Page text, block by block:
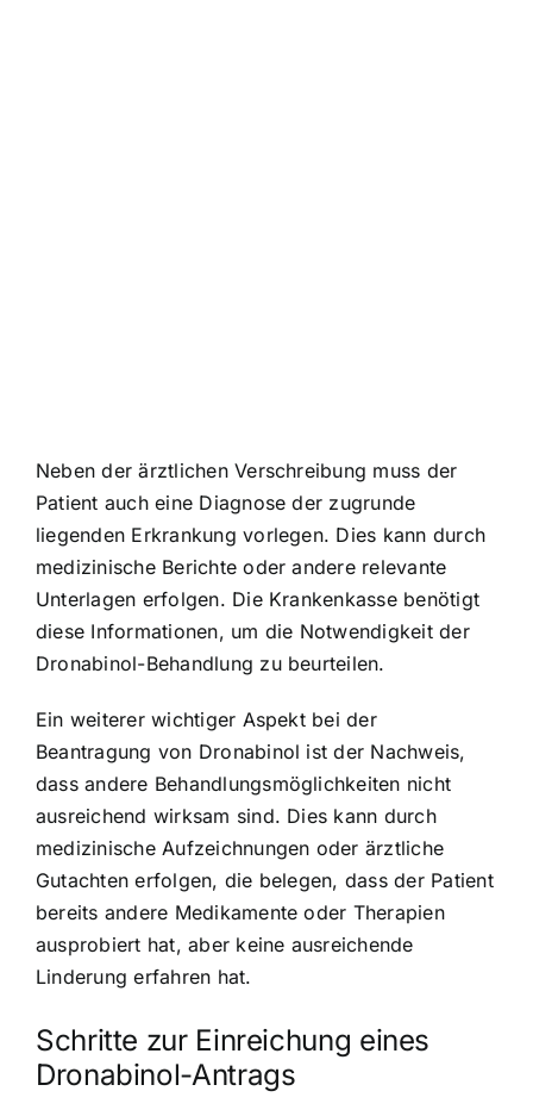
Neben der ärztlichen Verschreibung muss der
Patient auch eine Diagnose der zugrunde
liegenden Erkrankung vorlegen. Dies kann durch
medizinische Berichte oder andere relevante
Unterlagen erfolgen. Die Krankenkasse benötigt
diese Informationen, um die Notwendigkeit der
Dronabinol-Behandlung zu beurteilen.
Ein weiterer wichtiger Aspekt bei der
Beantragung von Dronabinol ist der Nachweis,
dass andere Behandlungsmöglichkeiten nicht
ausreichend wirksam sind. Dies kann durch
medizinische Aufzeichnungen oder ärztliche
Gutachten erfolgen, die belegen, dass der Patient
bereits andere Medikamente oder Therapien
ausprobiert hat, aber keine ausreichende
Linderung erfahren hat.
Schritte zur Einreichung eines
Dronabinol-Antrags